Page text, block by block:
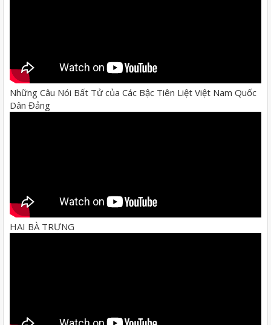
Những Câu Nói Bất Tử của Các Bậc Tiên Liệt Việt Nam Quốc
Dân Đảng
HAI BÀ TRƯNG